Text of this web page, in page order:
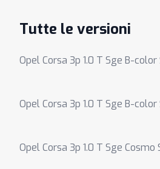
Tutte le versioni
Opel Corsa 3p 1.0 T Sge B-color
Opel Corsa 3p 1.0 T Sge B-
Opel Corsa 3p 1.0 T Sge Cosmo